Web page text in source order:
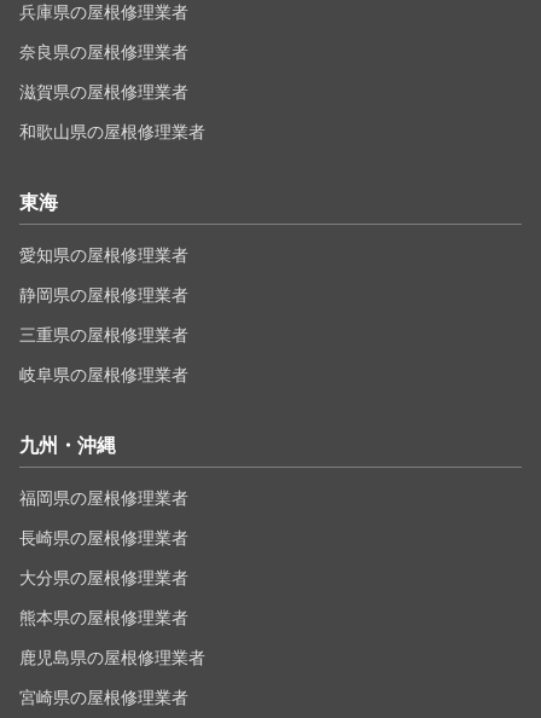
兵庫県の屋根修理業者
奈良県の屋根修理業者
滋賀県の屋根修理業者
和歌山県の屋根修理業者
東海
愛知県の屋根修理業者
静岡県の屋根修理業者
三重県の屋根修理業者
岐阜県の屋根修理業者
九州・沖縄
福岡県の屋根修理業者
長崎県の屋根修理業者
大分県の屋根修理業者
熊本県の屋根修理業者
鹿児島県の屋根修理業者
宮崎県の屋根修理業者